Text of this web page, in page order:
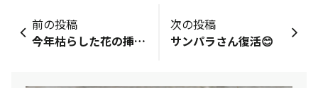
前の投稿
今年枯らした花の挿し芽達🩷
次の投稿
サンパラさん復活😊